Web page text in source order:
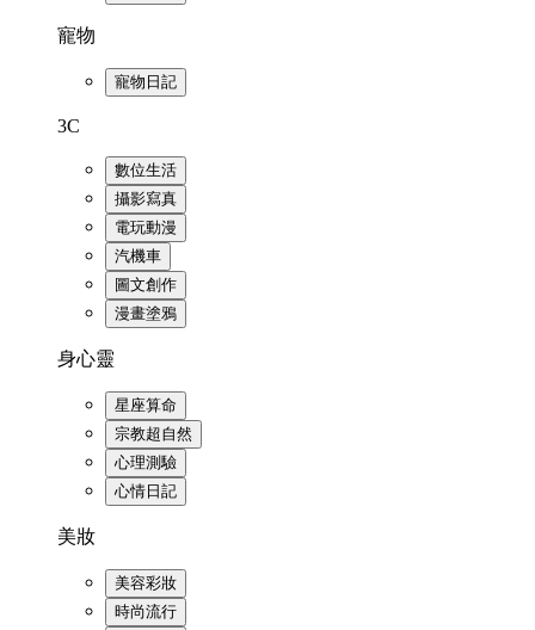
寵物
寵物日記
3C
數位生活
攝影寫真
電玩動漫
汽機車
圖文創作
漫畫塗鴉
身心靈
星座算命
宗教超自然
心理測驗
心情日記
美妝
美容彩妝
時尚流行